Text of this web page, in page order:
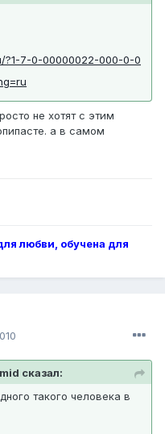
?1-7-0-00000022-000-0-0
не хотят с этим
а в самом
любви, обучена для
сказал:
такого человека в